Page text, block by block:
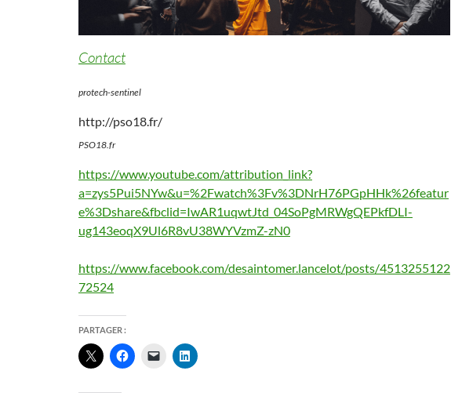
Contact
protech-sentinel
http://pso18.fr/
PSO18.fr
https://www.youtube.com/attribution_link?
a=zys5Pui5NYw&u=%2Fwatch%3Fv%3DNrH76PGpHHk%26featur
e%3Dshare&fbclid=IwAR1uqwtJtd_04SoPgMRWgQEPkfDLI-
ug143eoqX9Ul6R8vU38WYVzmZ-zN0
https://www.facebook.com/desaintomer.lancelot/posts/4513255122
72524
PARTAGER :